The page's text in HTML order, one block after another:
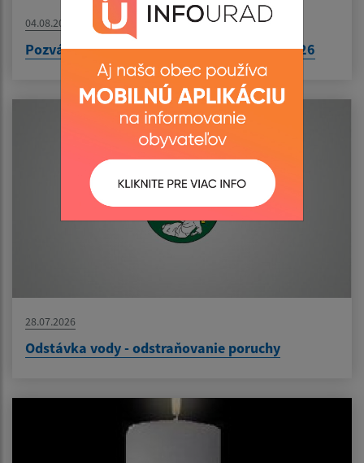
04.08.2026
Pozvánka na zasadnutie ObZ dňa 10.08.2026
28.07.2026
Odstávka vody - odstraňovanie poruchy